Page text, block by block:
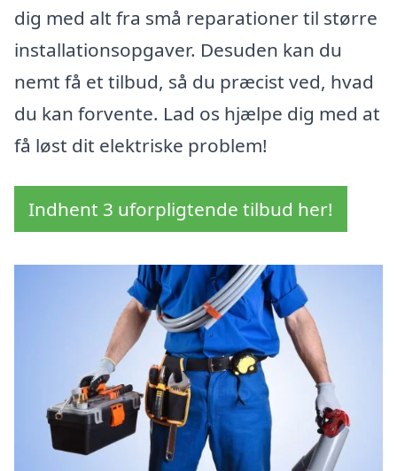
dig med alt fra små reparationer til større
installationsopgaver. Desuden kan du
nemt få et tilbud, så du præcist ved, hvad
du kan forvente. Lad os hjælpe dig med at
få løst dit elektriske problem!
Indhent 3 uforpligtende tilbud her!